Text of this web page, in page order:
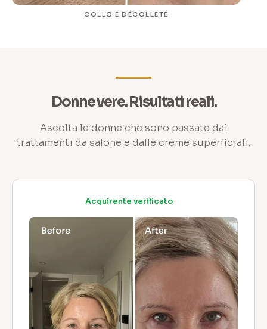
COLLO E DÉCOLLETÉ
Donne vere. Risultati reali.
Ascolta le donne che sono passate dai
trattamenti da salone e dalle creme superficiali.
Acquirente verificato